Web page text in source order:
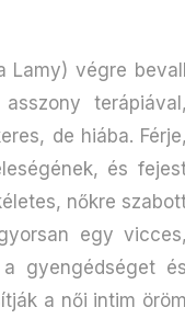
Lamy) végre bevall
terápiával,
de hiába. Férje,
és
nőkre
egy vicces,
gyengédséget és
a női intim öröm